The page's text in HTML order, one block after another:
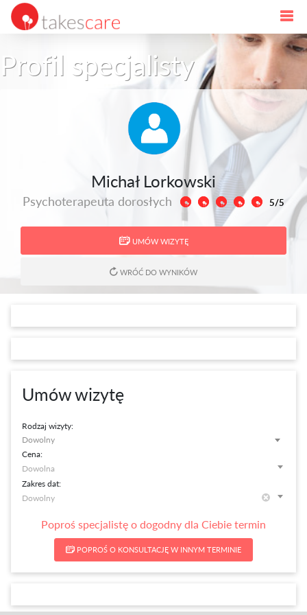
Profil specjalisty
Michał Lorkowski
Psychoterapeuta dorosłych 5/5
UMÓW WIZYTĘ
WRÓĆ DO WYNIKÓW
Umów wizytę
Rodzaj wizyty:
Dowolny
Cena:
Zakres dat:
Poproś specjalistę o dogodny dla Ciebie termin
POPROŚ O KONSULTACJĘ W INNYM TERMINIE